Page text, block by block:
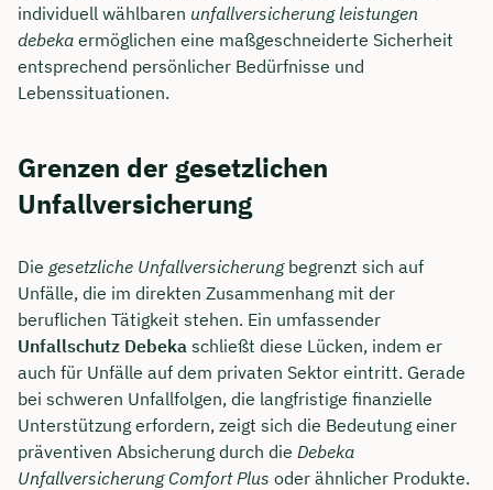
individuell wählbaren unfallversicherung leistungen
debeka ermöglichen eine maßgeschneiderte Sicherheit
entsprechend persönlicher Bedürfnisse und
Lebenssituationen.
Grenzen der gesetzlichen
Unfallversicherung
Die gesetzliche Unfallversicherungbegrenzt sich auf
Unfälle, die im direkten Zusammenhang mit der
beruflichen Tätigkeit stehen. Ein umfassender
Unfallschutz Debeka schließt diese Lücken, indem er
auch für Unfälle auf dem privaten Sektor eintritt. Gerade
bei schweren Unfallfolgen, die langfristige finanzielle
Unterstützung erfordern, zeigt sich die Bedeutung einer
präventiven Absicherung durch die Debeka
Unfallversicherung Comfort Plus oder ähnlicher Produkte.